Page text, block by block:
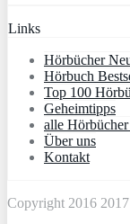
Links
Hörbücher
Hörbuch
Top 100
Geheimtipps
alle
Über uns
Kontakt
Copyright 2016